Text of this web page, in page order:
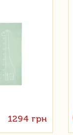
1294 грн